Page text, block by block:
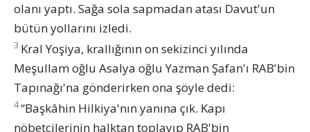
olanı yaptı. Sağa sola sapmadan atası Davut'un
bütün yollarını izledi.
3 Kral Yoşiya, krallığının on sekizinci yılında
Meşullam oğlu Asalya oğlu Yazman Şafan'ı RAB'bin
Tapınağı'na gönderirken ona şöyle dedi:
4“Başkâhin Hilkiya'nın yanına çık. Kapı
nöbetçilerinin halktan toplayıp RAB'bin